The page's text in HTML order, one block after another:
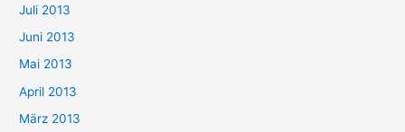
Juli 2013
Juni 2013
Mai 2013
April 2013
März 2013